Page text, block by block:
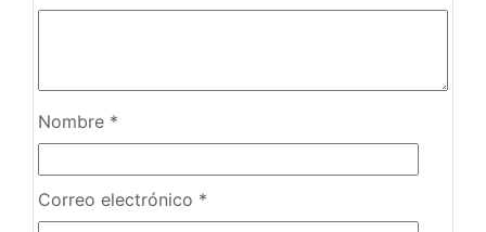
Nombre *
Correo electrónico *